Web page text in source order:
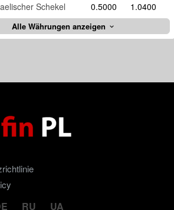
Schekel
0.5000 1.0400
Alle Währungen anzeigen
RU UA